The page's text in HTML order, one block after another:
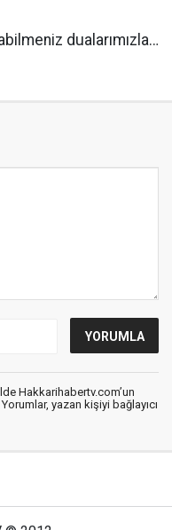
dualarımızla…
Hakkarihabertv.com’un
yazan kişiyi bağlayıcı